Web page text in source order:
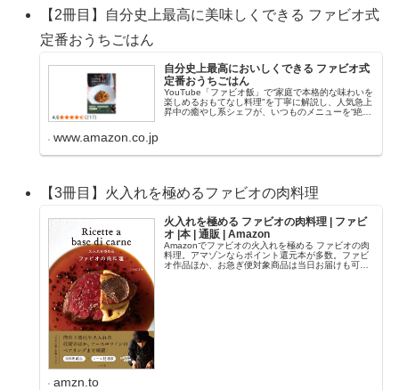
【2冊目】自分史上最高に美味しくできる ファビオ式
定番おうちごはん
自分史上最高においしくできる ファビオ式
定番おうちごはん
YouTube「ファビオ飯」で“家庭で本格的な味わいを
楽しめるおもてなし料理"を丁寧に解説し、人気急上
昇中の癒やし系シェフが、いつものメニューを“絶
www.amazon.co.jp
【3冊目】火入れを極めるファビオの肉料理
火入れを極める ファビオの肉料理 | ファビ
オ |本 | 通販 | Amazon
Amazonでファビオの火入れを極める ファビオの肉
料理。アマゾンならポイント還元本が多数。ファビ
オ作品ほか、お急ぎ便対象商品は当日お届けも可
amzn.to